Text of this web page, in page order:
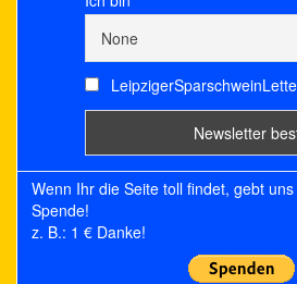
Wenn Ihr die Seite toll findet, gebt
Spende!
z. B.: 1 € Danke!